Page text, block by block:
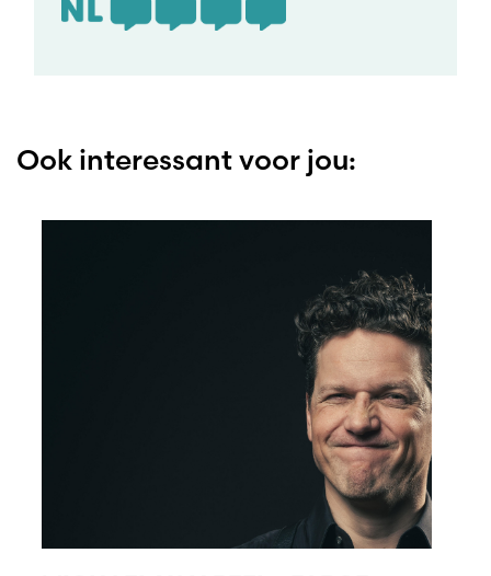
Ook interessant voor jou: